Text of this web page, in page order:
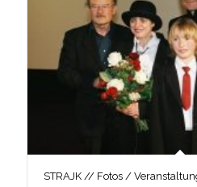
STRAJK // Fotos /